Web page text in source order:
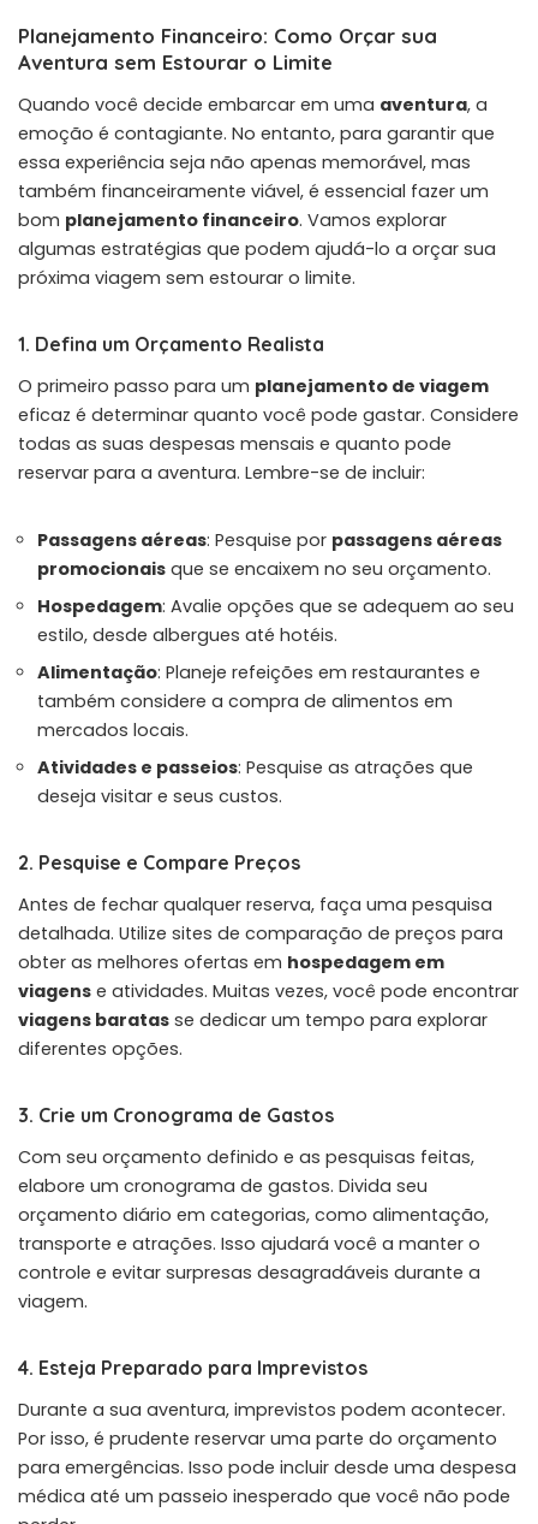
Planejamento Financeiro: Como Orçar sua
Aventura sem Estourar o Limite
Quando você decide embarcar em uma aventura, a
emoção é contagiante. No entanto, para garantir que
essa experiência seja não apenas memorável, mas
também financeiramente viável, é essencial fazer um
bom planejamento financeiro. Vamos explorar
algumas estratégias que podem ajudá-lo a orçar sua
próxima viagem sem estourar o limite.
1. Defina um Orçamento Realista
O primeiro passo para um planejamento de viagem
eficaz é determinar quanto você pode gastar. Considere
todas as suas despesas mensais e quanto pode
reservar para a aventura. Lembre-se de incluir:
Passagens aéreas: Pesquise por passagens aéreas
promocionais que se encaixem no seu orçamento.
Hospedagem: Avalie opções que se adequem ao seu
estilo, desde albergues até hotéis.
Alimentação: Planeje refeições em restaurantes e
também considere a compra de alimentos em
mercados locais.
Atividades e passeios: Pesquise as atrações que
deseja visitar e seus custos.
2. Pesquise e Compare Preços
Antes de fechar qualquer reserva, faça uma pesquisa
detalhada. Utilize sites de comparação de preços para
obter as melhores ofertas em hospedagem em
viagens e atividades. Muitas vezes, você pode encontrar
viagens baratas se dedicar um tempo para explorar
diferentes opções.
3. Crie um Cronograma de Gastos
Com seu orçamento definido e as pesquisas feitas,
elabore um cronograma de gastos. Divida seu
orçamento diário em categorias, como alimentação,
transporte e atrações. Isso ajudará você a manter o
controle e evitar surpresas desagradáveis durante a
viagem.
4. Esteja Preparado para Imprevistos
Durante a sua aventura, imprevistos podem acontecer.
Por isso, é prudente reservar uma parte do orçamento
para emergências. Isso pode incluir desde uma despesa
médica até um passeio inesperado que você não pode